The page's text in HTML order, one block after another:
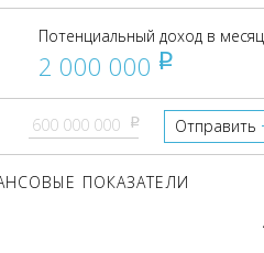
Потенциальный доход в месяц
2 000 000 pуб
pуб Отправить
ПОКАЗАТЕЛИ